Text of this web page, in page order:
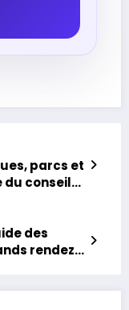
parcs et
du conseil
des
rendez-